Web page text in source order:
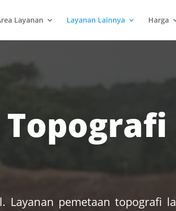
Layanan Layanan Lainnya Harga
Topografi
Layanan pemetaan topografi